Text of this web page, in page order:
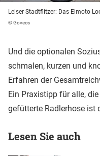
Leiser Stadtflitzer: Das Elmoto
© Govecs
Und die optionalen
schmalen, kurzen und
Erfahren der
Ein Praxistipp für alle,
gefütterte Radlerhose ist
Lesen Sie auch